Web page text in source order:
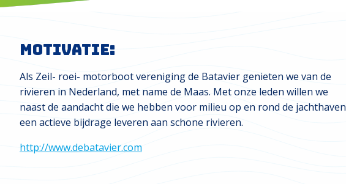
Motivatie:
Als Zeil- roei- motorboot vereniging de Batavier genieten we van de
rivieren in Nederland, met name de Maas. Met onze leden willen we
naast de aandacht die we hebben voor milieu op en rond de jachthaven
een actieve bijdrage leveren aan schone rivieren.
http://www.debatavier.com